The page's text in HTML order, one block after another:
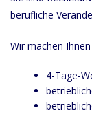
berufliche
Wir machen
4-Tage-